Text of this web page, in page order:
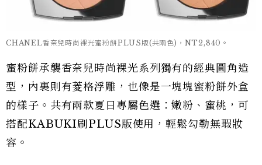
CHANEL香奈兒時尚裸光蜜粉餅PLUS版(共兩色)，NT2,840。
蜜粉餅承襲香奈兒時尚裸光系列獨有的經典圓角造
型，內裏則有菱格浮雕，也像是一塊塊蜜粉餅外盒
的樣子。共有兩款夏日專屬色選：嫩粉、蜜桃，可
搭配KABUKI刷PLUS版使用，輕鬆勾勒無瑕妝
容。